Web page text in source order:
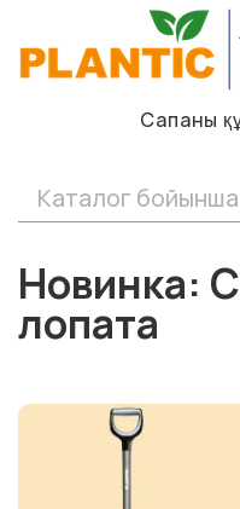
Сапаны
Новинка:
лопата